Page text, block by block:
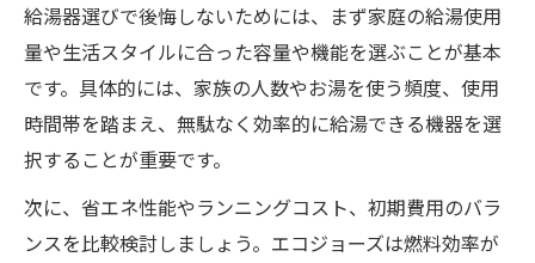
給湯器選びで後悔しないためには、まず家庭の給湯使用
量や生活スタイルに合った容量や機能を選ぶことが基本
です。具体的には、家族の人数やお湯を使う頻度、使用
時間帯を踏まえ、無駄なく効率的に給湯できる機器を選
択することが重要です。
次に、省エネ性能やランニングコスト、初期費用のバラ
ンスを比較検討しましょう。エコジョーズは燃料効率が